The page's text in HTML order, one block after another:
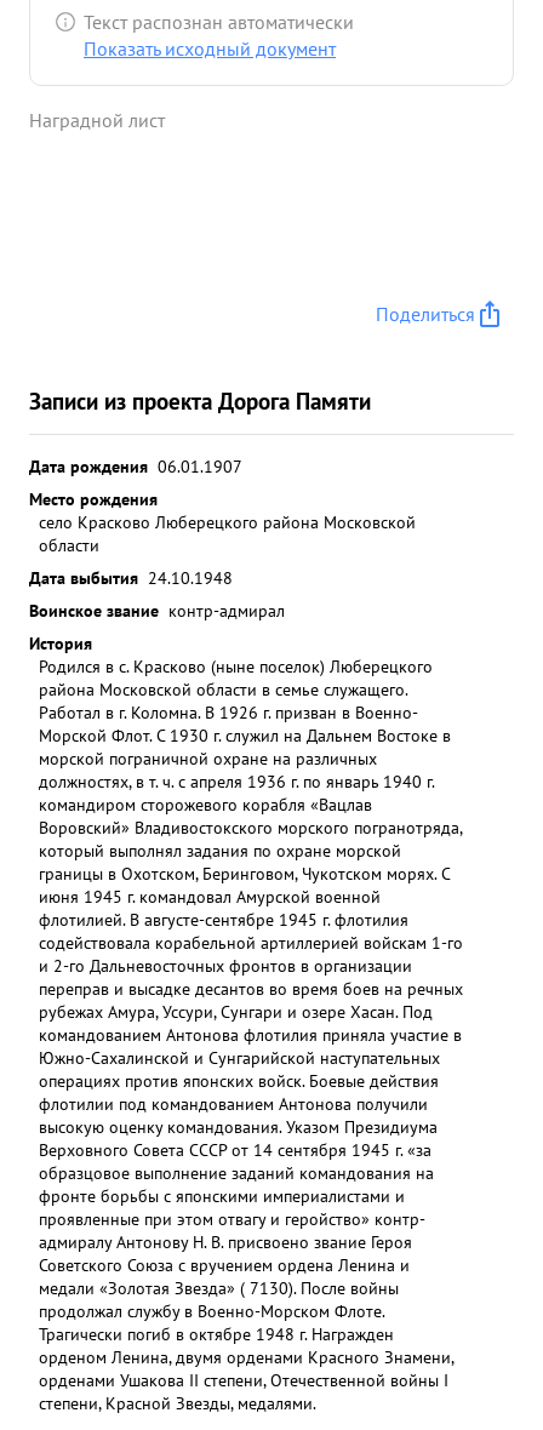
Текст распознан автоматически
Показать исходный документ
Наградной лист
Поделиться
Записи из проекта Дорога Памяти
Дата рождения 06.01.1907
Место рождения
село Красково Люберецкого района Московской
области
Дата выбытия 24.10.1948
Воинское звание контр-адмирал
История
Родился в с. Красково (ныне поселок) Люберецкого
района Московской области в семье служащего.
Работал в г. Коломна. В 1926 г. призван в Военно-
Морской Флот. С 1930 г. служил на Дальнем Востоке в
морской пограничной охране на различных
должностях, в т. ч. с апреля 1936 г. по январь 1940 г.
командиром сторожевого корабля «Вацлав
Воровский» Владивостокского морского погранотряда,
который выполнял задания по охране морской
границы в Охотском, Беринговом, Чукотском морях. С
июня 1945 г. командовал Амурской военной
флотилией. В августе-сентябре 1945 г. флотилия
содействовала корабельной артиллерией войскам 1-го
и 2-го Дальневосточных фронтов в организации
переправ и высадке десантов во время боев на речных
рубежах Амура, Уссури, Сунгари и озере Хасан. Под
командованием Антонова флотилия приняла участие в
Южно-Сахалинской и Сунгарийской наступательных
операциях против японских войск. Боевые действия
флотилии под командованием Антонова получили
высокую оценку командования. Указом Президиума
Верховного Совета СССР от 14 сентября 1945 г. «за
образцовое выполнение заданий командования на
фронте борьбы с японскими империалистами и
проявленные при этом отвагу и геройство» контр-
адмиралу Антонову Н. В. присвоено звание Героя
Советского Союза с вручением ордена Ленина и
медали «Золотая Звезда» ( 7130). После войны
продолжал службу в Военно-Морском Флоте.
Трагически погиб в октябре 1948 г. Награжден
орденом Ленина, двумя орденами Красного Знамени,
орденами Ушакова II степени, Отечественной войны I
степени, Красной Звезды, медалями.